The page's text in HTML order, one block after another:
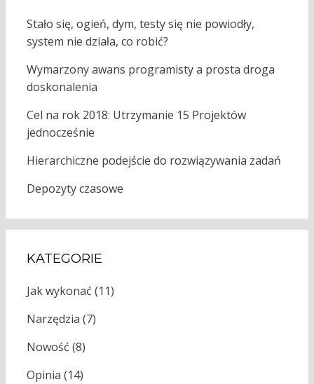
Stało się, ogień, dym, testy się nie powiodły,
system nie działa, co robić?
Wymarzony awans programisty a prosta droga
doskonalenia
Cel na rok 2018: Utrzymanie 15 Projektów
jednocześnie
Hierarchiczne podejście do rozwiązywania zadań
Depozyty czasowe
KATEGORIE
Jak wykonać (11)
Narzędzia (7)
Nowość (8)
Opinia (14)